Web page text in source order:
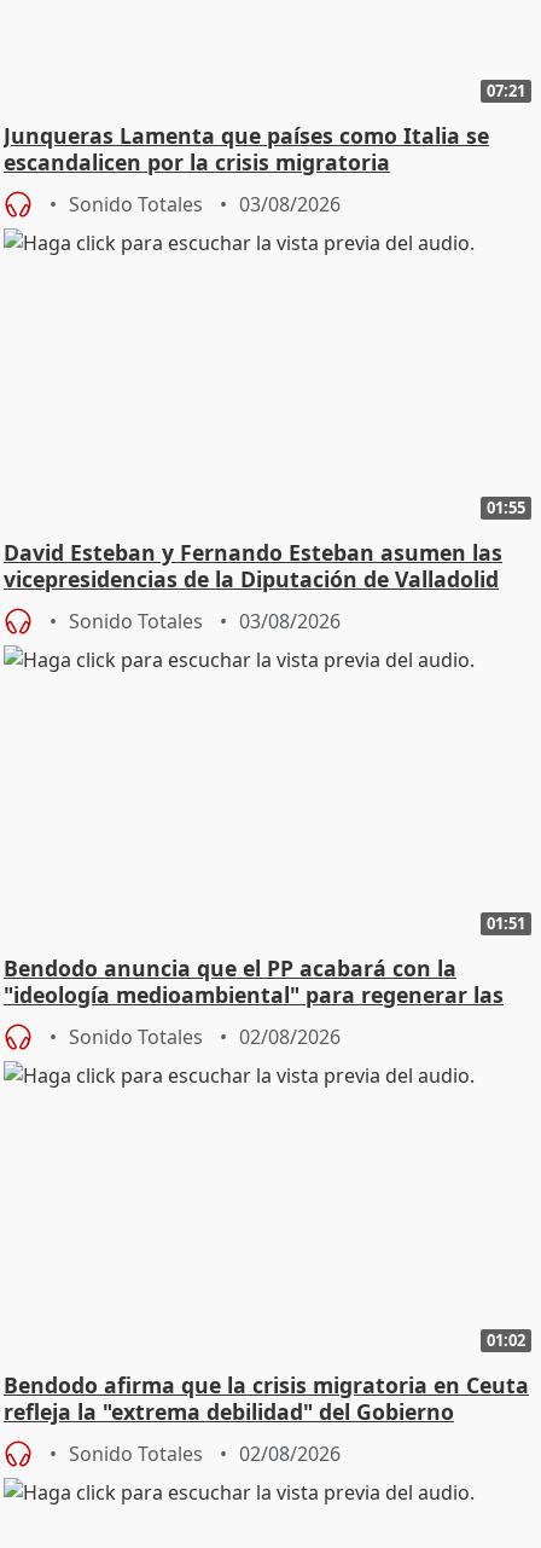
07:21
Junqueras Lamenta que países como Italia se
escandalicen por la crisis migratoria
Sonido Totales 03/08/2026
01:55
David Esteban y Fernando Esteban asumen las
vicepresidencias de la Diputación de Valladolid
Sonido Totales 03/08/2026
01:51
Bendodo anuncia que el PP acabará con la
"ideología medioambiental" para regenerar las
playas
Sonido Totales 02/08/2026
01:02
Bendodo afirma que la crisis migratoria en Ceuta
refleja la "extrema debilidad" del Gobierno
Sonido Totales 02/08/2026